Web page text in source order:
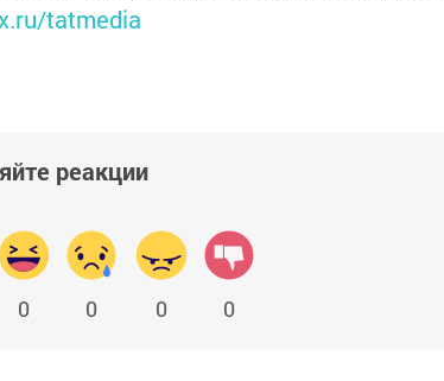
tatmedia
реакции
0 0 0 0